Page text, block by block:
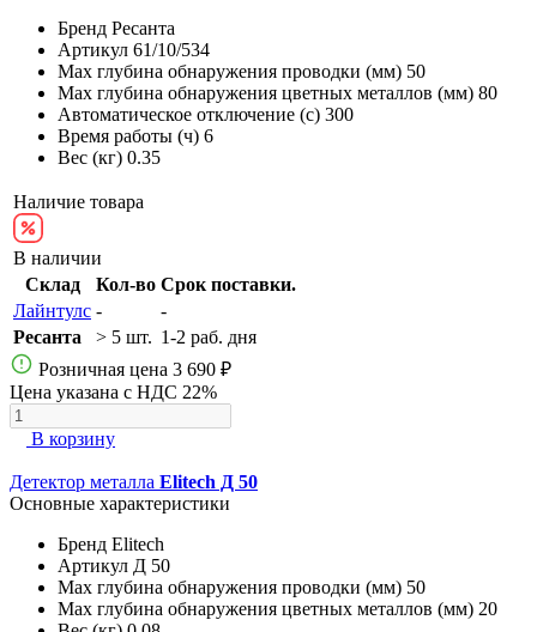
Бренд Ресанта
Артикул 61/10/534
Max глубина обнаружения проводки (мм) 50
Max глубина обнаружения цветных металлов (мм) 80
Автоматическое отключение (с) 300
Время работы (ч) 6
Вес (кг) 0.35
Наличие товара
В наличии
Склад
Кол-во Срок поставки.
Лайнтулс -
-
Ресанта
> 5 шт. 1-2 раб. дня
Розничная цена 3 690 ₽
Цена указана с НДС 22%
В корзину
Детектор металла Elitech Д 50
Основные характеристики
Бренд Elitech
Артикул Д 50
Max глубина обнаружения проводки (мм) 50
Max глубина обнаружения цветных металлов (мм) 20